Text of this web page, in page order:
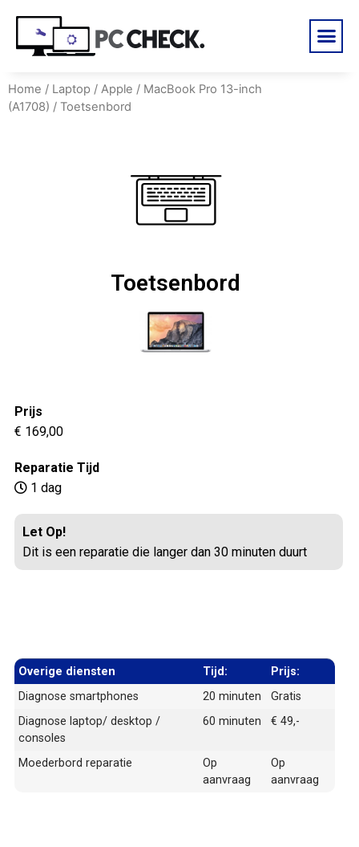
Home / Laptop / Apple / MacBook Pro 13-inch
(A1708) / Toetsenbord
Toetsenbord
Prijs
€ 169,00
Reparatie Tijd
1 dag
Let Op!
Dit is een reparatie die langer dan 30 minuten duurt
Overige diensten Tijd:
Prijs:
Diagnose smartphones
20 minuten
Gratis
Diagnose laptop/ desktop /
consoles
60 minuten € 49,-
Moederbord reparatie
Op
aanvraag
Op
aanvraag